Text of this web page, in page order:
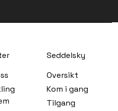
Seddelsky
Oversikt
Kom i gang
Tilgang